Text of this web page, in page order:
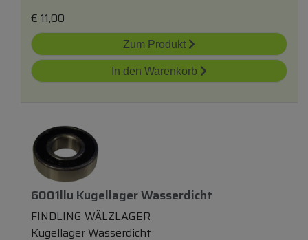
€ 11,00
Zum Produkt
In den Warenkorb
6001llu Kugellager Wasserdicht
FINDLING WÄLZLAGER
Kugellager Wasserdicht